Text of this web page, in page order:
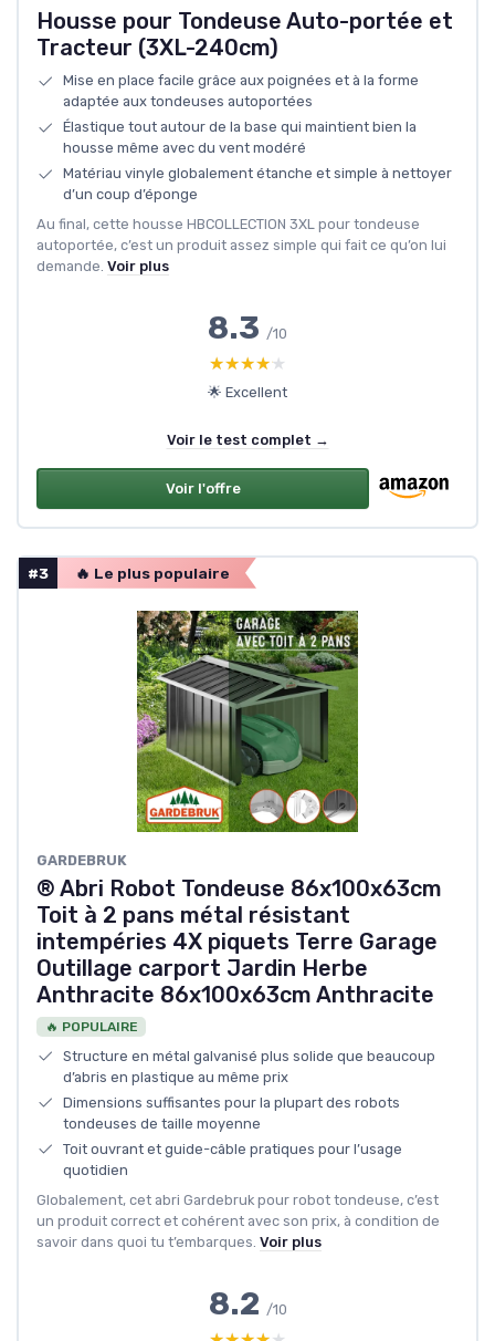
Housse pour Tondeuse Auto-portée et
Tracteur (3XL-240cm)
Mise en place facile grâce aux poignées et à la forme
adaptée aux tondeuses autoportées
Élastique tout autour de la base qui maintient bien la
housse même avec du vent modéré
Matériau vinyle globalement étanche et simple à nettoyer
d’un coup d’éponge
Au final, cette housse HBCOLLECTION 3XL pour tondeuse
autoportée, c’est un produit assez simple qui fait ce qu’on lui
demande. Voir plus
8.3 /10
★★★★★
★★★★★
🌟 Excellent
Voir le test complet →
Voir l'offre
#3 🔥 Le plus populaire
GARDEBRUK
® Abri Robot Tondeuse 86x100x63cm
Toit à 2 pans métal résistant
intempéries 4X piquets Terre Garage
Outillage carport Jardin Herbe
Anthracite 86x100x63cm Anthracite
🔥 POPULAIRE
Structure en métal galvanisé plus solide que beaucoup
d’abris en plastique au même prix
Dimensions suffisantes pour la plupart des robots
tondeuses de taille moyenne
Toit ouvrant et guide-câble pratiques pour l’usage
quotidien
Globalement, cet abri Gardebruk pour robot tondeuse, c’est
un produit correct et cohérent avec son prix, à condition de
savoir dans quoi tu t’embarques. Voir plus
8.2 /10